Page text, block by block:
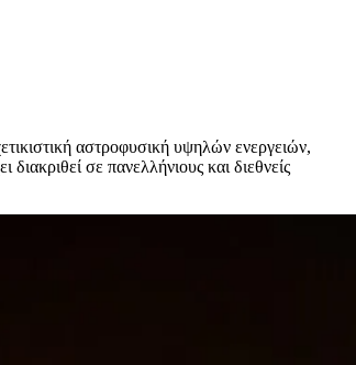
αστροφυσική υψηλών ενεργειών,
σε πανελλήνιους και διεθνείς